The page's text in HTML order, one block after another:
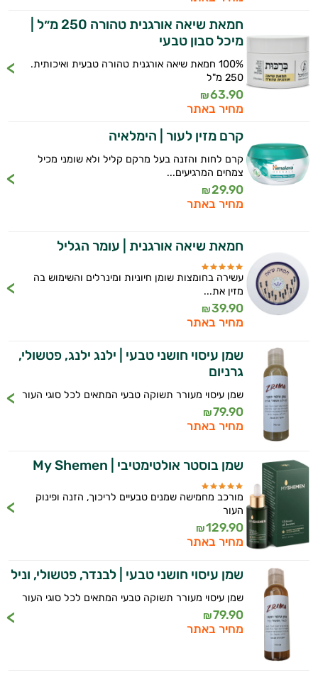
הגנה
מהשמש
חמאת שיאה אורגנית טהורה 250 מ״ל |
מיכל סבון טבעי
100% חמאת שיאה אורגנית טהורה טבעית ואיכותית.
250 מ"ל
63.90
₪
מחיר באתר
קרם מזין לעור | הימלאיה
קרם לחות והזנה בעל מרקם קליל ולא שומני מכיל
צמחים המרגיעים...
29.90
₪
מחיר באתר
חמאת שיאה אורגנית | עומר הגליל
עשירה בחומצות שומן חיוניות ומינרלים והשימוש בה
מזין את...
39.90
₪
מחיר באתר
שמן עיסוי חושני טבעי | ילנג ילנג, פטשולי,
גרניום
שמן עיסוי מעורר תשוקה טבעי המתאים לכל סוגי העור
79.90
₪
מחיר באתר
שמן בוסטר אולטימטיבי | My Shemen
מורכב מחמישה שמנים טבעיים לריכוך, הזנה ופינוק
העור
129.90
₪
מחיר באתר
שמן עיסוי חושני טבעי | לבנדר, פטשולי, וניל
שמן עיסוי מעורר תשוקה טבעי המתאים לכל סוגי העור
79.90
₪
מחיר באתר